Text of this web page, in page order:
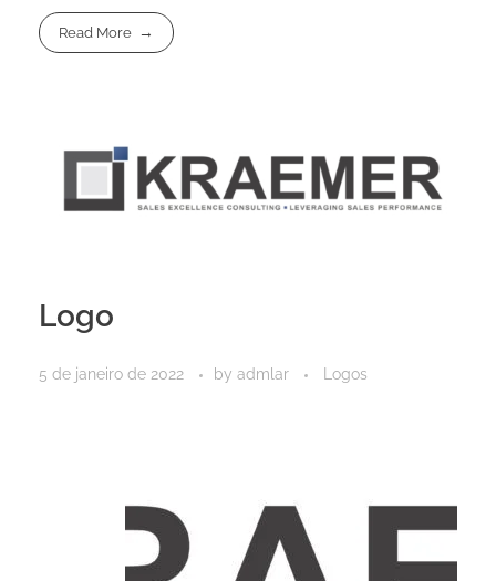
Read More
Logo
5 de janeiro de 2022 by admlar Logos